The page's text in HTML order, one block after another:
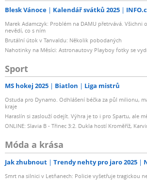
Blesk Vánoce Kalendář svátků 2025
Marek Adamczyk: Problém na DAMU přetrvává. Všichni
nevědí, co s ním
Brutální útok v Tanvaldu: Několik pobodaných
Nahotinky na Měsíci: Astronautovy Playboy fotky se
Sport
MS hokej 2025 Biatlon Liga mistrů
Ostuda pro Dynamo. Odhlášení béčka za půl milionu,
kraje
Haraslín si zaslouží odejít. Výhra je to i pro Spartu, ale
ONLINE: Slavia B - Třinec 3:2. Dukla hostí Kroměříž,
Móda a krása
Jak zhubnout Trendy nehty pro jaro 2025
Smrt na silnici v Letňanech: Policie vyšetřuje tragickou